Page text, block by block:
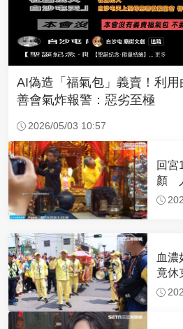
AI偽造「福氣包」義賣！利
善會氣炸報警：惡劣至極
2026/05/03 10:57
回宮
顏
血濃
竟休